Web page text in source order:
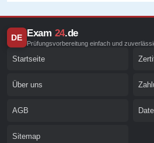
DE Exam 24.de
Prüfungsvorbereitung einfach und
Startseite
Über uns
AGB
Sitemap